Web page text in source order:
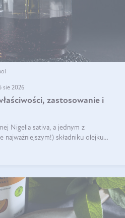
sie 2026
zastosowanie i
Nigella sativa, a jednym z
najważniejszym!) składniku olejku